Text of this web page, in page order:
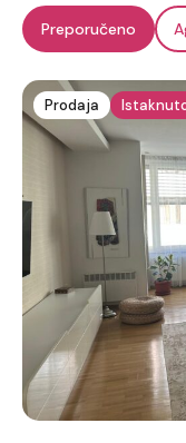
Preporučeno
Prodaja